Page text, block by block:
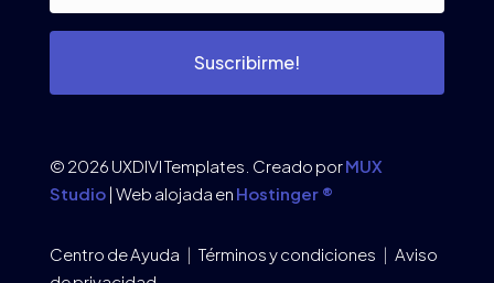
Suscribirme!
© 2026 UXDIVI Templates. Creado porMUX
Studio| Web alojada en Hostinger ®
Centro de Ayuda | Términos y condiciones | Aviso